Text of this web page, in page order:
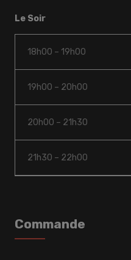
Le Soir
18h00 – 19h00
19h00 – 20h00
20h00 – 21h30
21h30 – 22h00
Commande